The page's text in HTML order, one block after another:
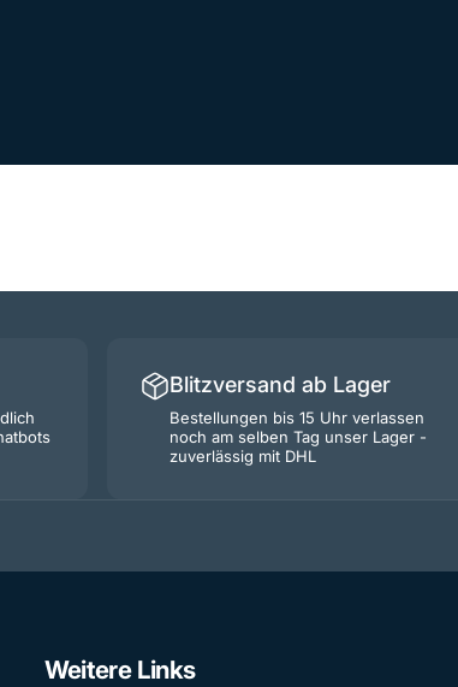
Blitzversand ab Lager
Bestellungen bis 15 Uhr verlassen
noch am selben Tag unser Lager -
zuverlässig mit DHL
Weitere Links